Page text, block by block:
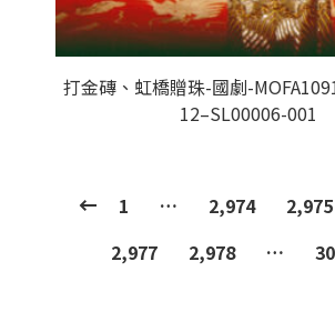
打金磚、虹橋贈珠-國劇-
12–SL00006-001
1 … 2,974 2,975
2,977
2,978 …